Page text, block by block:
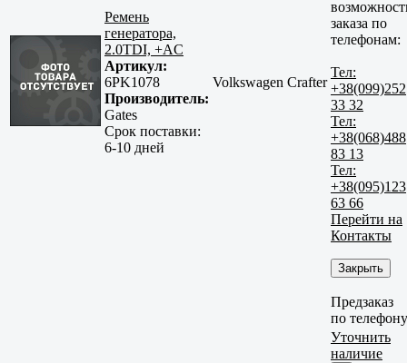
Ремень
генератора,
2.0TDI, +AC
Артикул:
6PK1078
Производитель:
Gates
Срок поставки:
6-10 дней
Volkswagen Crafter
заказа по
телефонам:
Тел:
+38(099)252
33 32
Тел:
+38(068)488
83 13
Тел:
+38(095)123
63 66
Перейти на
Контакты
Закрыть
Предзаказ
по телефону
Уточнить
наличие